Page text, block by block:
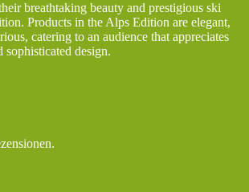
breathtaking beauty and prestigious ski
Products in the Alps Edition are elegant,
catering to an audience that appreciates
sophisticated design.